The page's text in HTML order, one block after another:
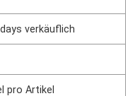
verkäuflich
pro Artikel